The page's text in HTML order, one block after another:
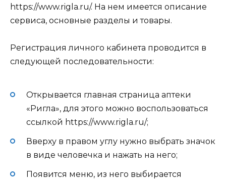
https://www.rigla.ru/. На нем имеется описание
сервиса, основные разделы и товары.
Регистрация личного кабинета проводится в
следующей последовательности:
Открывается главная страница аптеки
«Ригла», для этого можно воспользоваться
ссылкой https://www.rigla.ru/;
Вверху в правом углу нужно выбрать значок
в виде человечка и нажать на него;
Появится меню, из него выбирается